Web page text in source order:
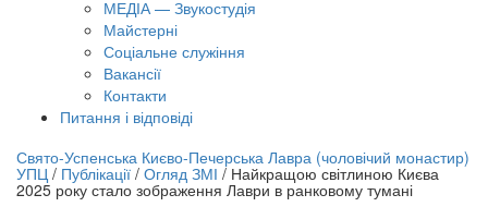
МЕДІА — Звукостудія
Майстерні
Соціальне служіння
Вакансії
Контакти
Питання і відповіді
трансляція |
12 вересня
трансляції
Свято-Успенська Києво-Печерська Лавра (чоловічий монастир)
УПЦ / Публікації / Огляд ЗМІ / Найкращою світлиною Києва
2025 року стало зображення Лаври в ранковому тумані